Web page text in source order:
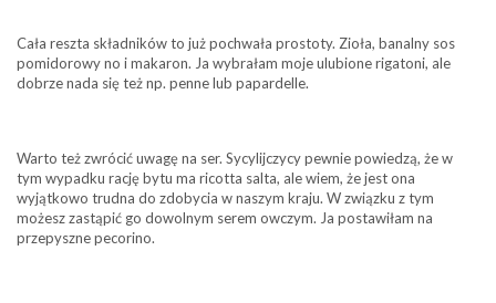
Cała reszta składników to już pochwała prostoty. Zioła, banalny sos
pomidorowy no i makaron. Ja wybrałam moje ulubione rigatoni, ale
dobrze nada się też np. penne lub papardelle.
Warto też zwrócić uwagę na ser. Sycylijczycy pewnie powiedzą, że w
tym wypadku rację bytu ma ricotta salta, ale wiem, że jest ona
wyjątkowo trudna do zdobycia w naszym kraju. W związku z tym
możesz zastąpić go dowolnym serem owczym. Ja postawiłam na
przepyszne pecorino.